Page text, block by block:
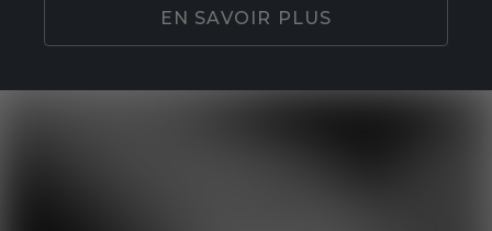
EN SAVOIR PLUS